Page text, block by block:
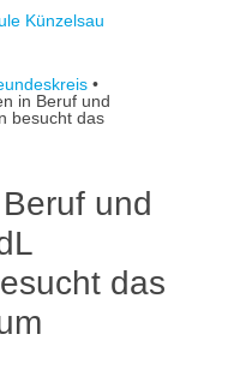
•
in Beruf und
besucht das
und
das